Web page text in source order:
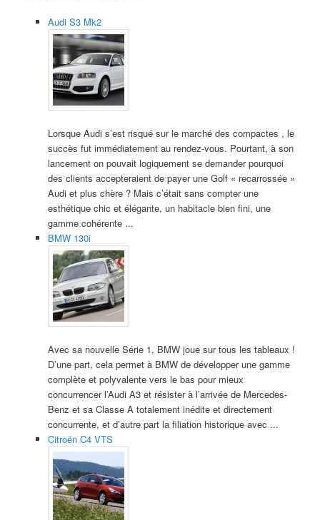
Audi S3 Mk2
Lorsque Audi s’est risqué sur le marché des compactes , le
succès fut immédiatement au rendez-vous. Pourtant, à son
lancement on pouvait logiquement se demander pourquoi
des clients accepteraient de payer une Golf « recarrossée »
Audi et plus chère ? Mais c’était sans compter une
esthétique chic et élégante, un habitacle bien fini, une
gamme cohérente ...
BMW 130i
Avec sa nouvelle Série 1, BMW joue sur tous les tableaux !
D’une part, cela permet à BMW de développer une gamme
complète et polyvalente vers le bas pour mieux
concurrencer l’Audi A3 et résister à l’arrivée de Mercedes-
Benz et sa Classe A totalement inédite et directement
concurrente, et d’autre part la filiation historique avec ...
Citroën C4 VTS